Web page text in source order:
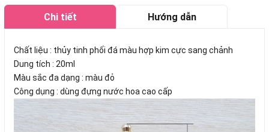
Chi tiết Hướng dẫn
Chất liệu : thủy tinh phối đá màu hợp kim cực sang chảnh
Dung tích : 20ml
Màu sắc đa dạng : màu đỏ
Công dụng : dùng đựng nước hoa cao cấp